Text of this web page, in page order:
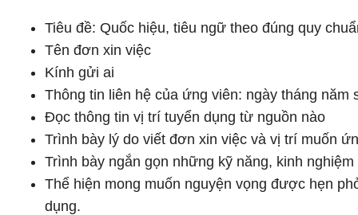
Tiêu đề: Quốc hiệu, tiêu ngữ theo đúng quy
Tên đơn xin việc
Kính gửi ai
Thông tin liên hệ của ứng viên: ngày tháng năm
Đọc thông tin vị trí tuyển dụng từ nguồn nào
Trình bày lý do viết đơn xin việc và vị trí muốn
Trình bày ngắn gọn những kỹ năng, kinh
Thể hiện mong muốn nguyện vọng được hẹn
dụng.